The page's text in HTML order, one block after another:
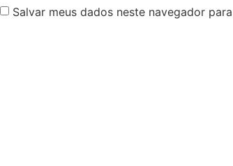
Salvar meus dados neste navegador